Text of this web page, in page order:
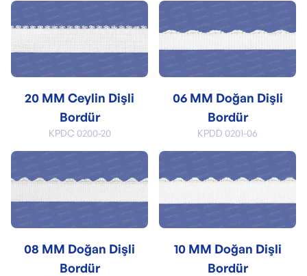
20 MM Ceylin Dişli
Bordür
KPDC 0200-20
06 MM Doğan Dişli
Bordür
KPDD 0201-06
08 MM Doğan Dişli
Bordür
10 MM Doğan Dişli
Bordür